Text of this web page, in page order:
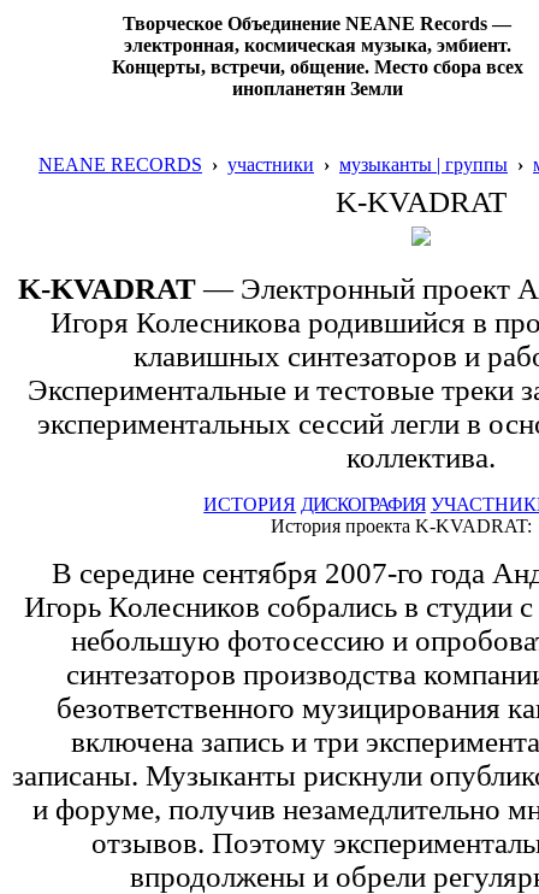
Творческое Объединение NEANE Records —
электронная, космическая музыка, эмбиент.
Концерты, встречи, общение. Место сбора всех
инопланетян Земли
NEANE RECORDS › участники › музыканты | группы ›
K-KVADRAT
K-KVADRAT— Электронный проект
Игоря Колесникова родившийся в
клавишных синтезаторов и
Экспериментальные и тестовые треки
экспериментальных сессий легли в
коллектива.
ИСТОРИЯ ДИСКОГРАФИЯ
История проекта K-KVADRAT:
В середине сентября 2007-го года
Игорь Колесников собрались в студии
небольшую фотосессию и
синтезаторов производства
безответственного музицирования
включена запись и три
записаны. Музыканты рискнули
и форуме, получив незамедлительно
отзывов. Поэтому
впродолжены и обрели